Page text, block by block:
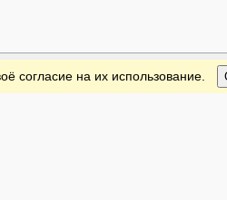
согласие на их использование.